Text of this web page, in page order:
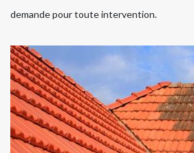
demande pour toute intervention.